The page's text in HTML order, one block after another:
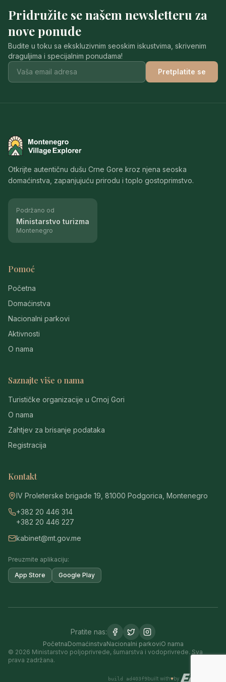
Pridružite se našem newsletteru za
nove ponude
Budite u toku sa ekskluzivnim seoskim iskustvima, skrivenim
draguljima i specijalnim ponudama!
Pretplatite se
Montenegro Village Explorer
Otkrijte autentičnu dušu Crne Gore kroz njena seoska
domaćinstva, zapanjujuću prirodu i toplo gostoprimstvo.
Podržano od
Ministarstvo turizma
Montenegro
Pomoć
Početna
Domaćinstva
Nacionalni parkovi
Aktivnosti
O nama
Saznajte više o nama
Turističke organizacije u Crnoj Gori
O nama
Zahtjev za brisanje podataka
Registracija
Kontakt
IV Proleterske brigade 19, 81000 Podgorica, Montenegro
+382 20 446 314
+382 20 446 227
kabinet@mt.gov.me
Preuzmite aplikaciju:
App Store Google Play
Pratite nas:
PočetnaDomaćinstvaNacionalni parkoviO nama
© 2026 Ministarstvo poljoprivrede, šumarstva i vodoprivrede. Sva
prava zadržana.
build ad403f9built with♥by